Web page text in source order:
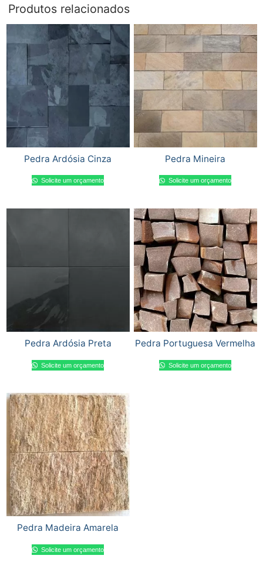
Produtos relacionados
Pedra Ardósia Cinza
Solicite um orçamento
Pedra Mineira
Solicite um orçamento
Pedra Ardósia Preta
Solicite um orçamento
Pedra Portuguesa Vermelha
Solicite um orçamento
Pedra Madeira Amarela
Solicite um orçamento